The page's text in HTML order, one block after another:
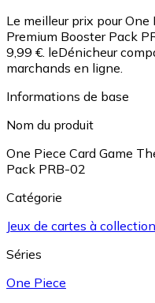
Le meilleur prix pour One
Premium Booster Pack
9,99 €. leDénicheur
marchands en ligne.
Informations de base
Nom du produit
One Piece Card Game
Pack PRB-02
Catégorie
Jeux de cartes à
Séries
One Piece